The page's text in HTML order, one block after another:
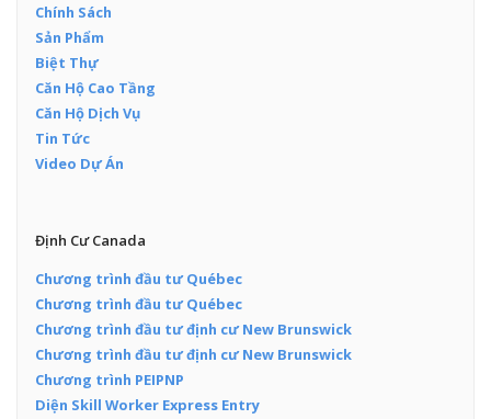
Chính Sách
Sản Phẩm
Biệt Thự
Căn Hộ Cao Tầng
Căn Hộ Dịch Vụ
Tin Tức
Video Dự Án
Định Cư Canada
Chương trình đầu tư Québec
Chương trình đầu tư Québec
Chương trình đầu tư định cư New Brunswick
Chương trình đầu tư định cư New Brunswick
Chương trình PEIPNP
Diện Skill Worker Express Entry